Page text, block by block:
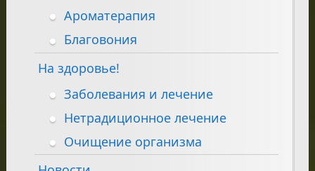
Ароматерапия
Благовония
На здоровье!
Заболевания и лечение
Нетрадиционное лечение
Очищение организма